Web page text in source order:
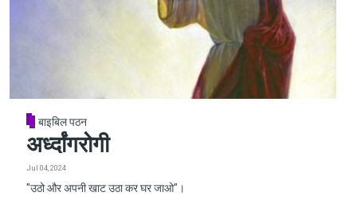
बाइबिल पठन
अर्ध्दांगरोगी
Jul 04, 2024
"उठो और अपनी खाट उठा कर घर जाओ"।